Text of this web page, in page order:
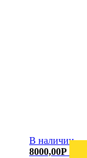
В наличии
8000,00Р